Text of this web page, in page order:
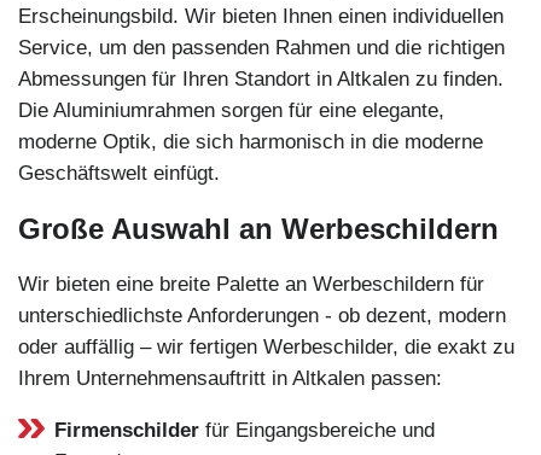
Erscheinungsbild. Wir bieten Ihnen einen individuellen
Service, um den passenden Rahmen und die richtigen
Abmessungen für Ihren Standort in Altkalen zu finden.
Die Aluminiumrahmen sorgen für eine elegante,
moderne Optik, die sich harmonisch in die moderne
Geschäftswelt einfügt.
Große Auswahl an Werbeschildern
Wir bieten eine breite Palette an Werbeschildern für
unterschiedlichste Anforderungen - ob dezent, modern
oder auffällig – wir fertigen Werbeschilder, die exakt zu
Ihrem Unternehmensauftritt in Altkalen passen:
Firmenschilder für Eingangsbereiche und